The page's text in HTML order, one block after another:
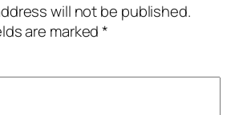
will not be published.
are marked*